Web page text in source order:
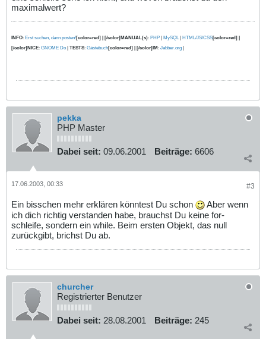
maximalwert?
INFO: Erst suchen, dann posten![color=red] | [/color]MANUAL(s): PHP MySQL| HTML/JS/CSS[color=red] |
[/color]NICE: GNOME Do TESTS: Gästebuch[color=red] | [/color]IM : Jabber.org
pekka
PHP Master
Dabei seit: 09.06.2001 Beiträge: 6606
#3
17.06.2003, 00:33
Ein bisschen mehr erklären könntest Du schon
Aber wenn
ich dich richtig verstanden habe, brauchst Du keine for-
schleife, sondern ein while. Beim ersten Objekt, das null
zurückgibt, brichst Du ab.
churcher
Registrierter Benutzer
Dabei seit: 28.08.2001 Beiträge: 245